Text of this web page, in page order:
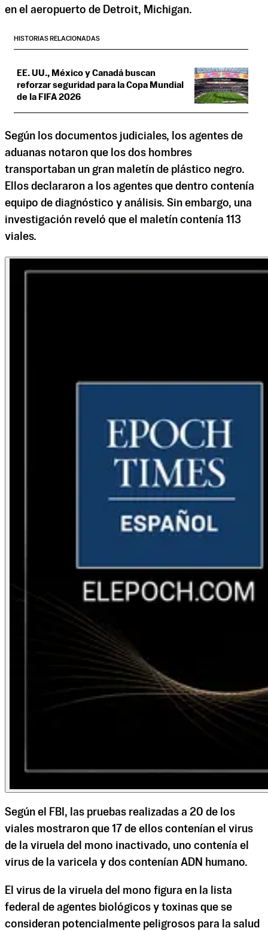
en el aeropuerto de Detroit, Michigan.
HISTORIAS RELACIONADAS
EE. UU., México y Canadá buscan
reforzar seguridad para la Copa Mundial
de la FIFA 2026
Según los documentos judiciales, los agentes de
aduanas notaron que los dos hombres
transportaban un gran maletín de plástico negro.
Ellos declararon a los agentes que dentro contenía
equipo de diagnóstico y análisis. Sin embargo, una
investigación reveló que el maletín contenía 113
viales.
Según el FBI, las pruebas realizadas a 20 de los
viales mostraron que 17 de ellos contenían el virus
de la viruela del mono inactivado, uno contenía el
virus de la varicela y dos contenían ADN humano.
El virus de la viruela del mono figura en la lista
federal de agentes biológicos y toxinas que se
consideran potencialmente peligrosos para la salud